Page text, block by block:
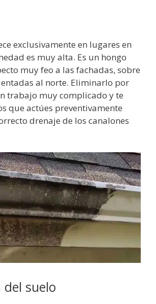
exclusivamente en lugares en
es muy alta. Es un hongo
muy feo a las fachadas, sobre
al norte. Eliminarlo por
trabajo muy complicado y te
que actúes preventivamente
drenaje de los canalones
del suelo